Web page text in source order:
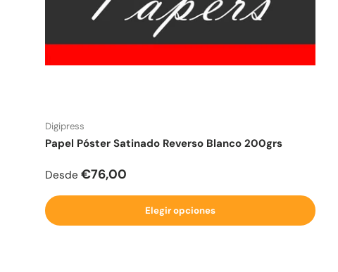
Digipress
Papel Póster Satinado Reverso Blanco 200grs
Precio normal
Desde €76,00
Elegir opciones